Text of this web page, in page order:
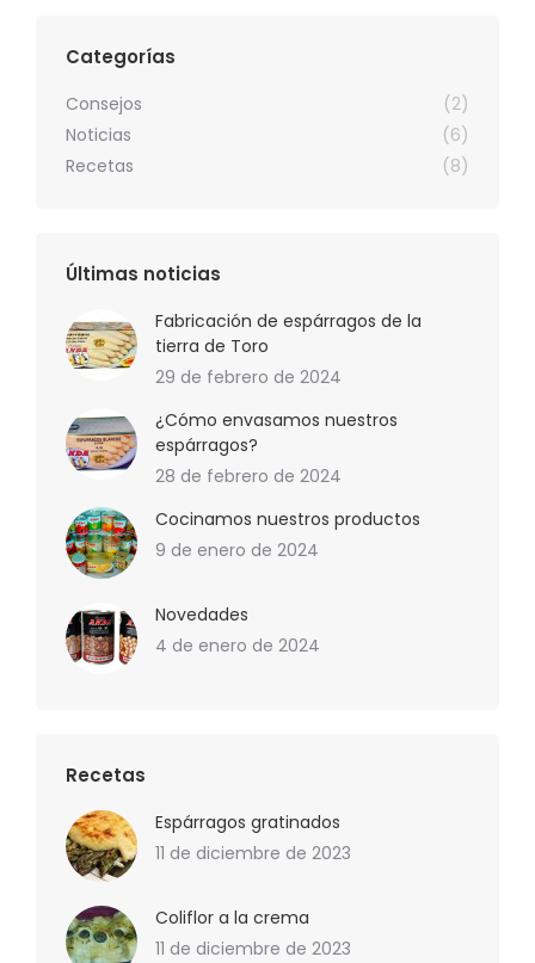
Categorías
Consejos
(2)
Noticias
(6)
Recetas
(8)
Últimas noticias
Fabricación de espárragos de la
tierra de Toro
29 de febrero de 2024
¿Cómo envasamos nuestros
espárragos?
28 de febrero de 2024
Cocinamos nuestros productos
9 de enero de 2024
Novedades
4 de enero de 2024
Recetas
Espárragos gratinados
11 de diciembre de 2023
Coliflor a la crema
11 de diciembre de 2023